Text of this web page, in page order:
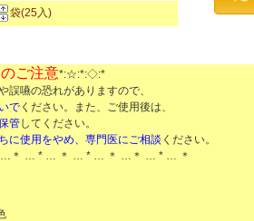
袋(25入)
ご注意*:☆:*:◇:*
誤嚥の恐れがありますので、
で ください。また、ご使用後は、
管してください。
に使用をやめ、専門医にご相談 ください。
＊ … * … ＊ … * … ＊ …＊ … * … ＊